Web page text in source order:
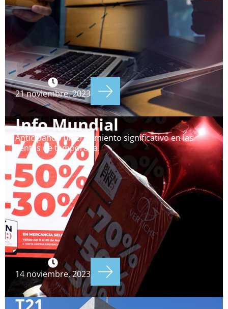
21 noviembre, 2023
Info Mundial
Anticipando un crecimiento significativo en las
ventas de temporada.
14 noviembre, 2023